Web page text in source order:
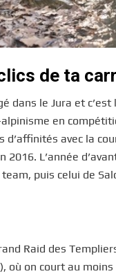
de ta
dans le Jura et c’est
en
avec la
L’année
puis celui de
Raid des
où on court au moins